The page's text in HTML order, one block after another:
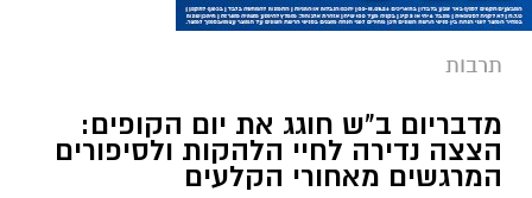
תרבות
מדבריום ב"ש חוגג את יום הקופים:
הצצה נדירה לחיי הלהקות ולסיפורים
המרגשים מאחורי הקלעים